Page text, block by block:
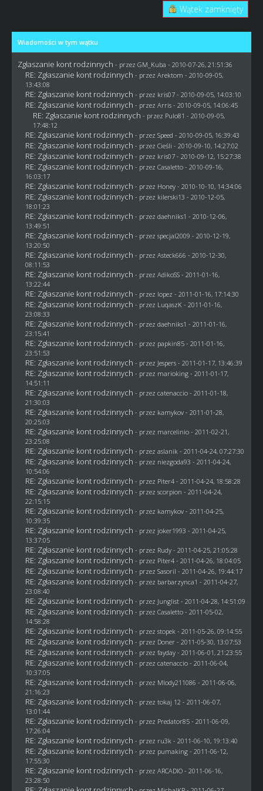
Wątek zamknięty
Wiadomości w tym wątku
Zgłaszanie kont rodzinnych - przez GM_Kuba - 2010-07-26, 21:51:36
RE: Zgłaszanie kont rodzinnych - przez Arektom - 2010-09-05,
13:43:08
RE: Zgłaszanie kont rodzinnych - przez kris07- 2010-09-05, 14:03:10
RE: Zgłaszanie kont rodzinnych - przez Arris - 2010-09-05, 14:06:45
RE: Zgłaszanie kont rodzinnych - przez Pulo81 - 2010-09-05,
17:48:12
RE: Zgłaszanie kont rodzinnych - przez Speed - 2010-09-05, 16:39:43
RE: Zgłaszanie kont rodzinnych - przez Cieśli - 2010-09-10, 14:27:02
RE: Zgłaszanie kont rodzinnych - przez kris07- 2010-09-12, 15:27:38
RE: Zgłaszanie kont rodzinnych - przez Casaletto- 2010-09-16,
16:03:17
RE: Zgłaszanie kont rodzinnych - przez Honey- 2010-10-10, 14:34:06
RE: Zgłaszanie kont rodzinnych - przez kilerski13 - 2010-12-05,
18:01:23
RE: Zgłaszanie kont rodzinnych - przez daehniks1 - 2010-12-06,
13:49:51
RE: Zgłaszanie kont rodzinnych - przez specjal2009 - 2010-12-19,
13:20:50
RE: Zgłaszanie kont rodzinnych - przez Asteck666 - 2010-12-30,
08:11:53
RE: Zgłaszanie kont rodzinnych - przez AdikoSS - 2011-01-16,
13:22:44
RE: Zgłaszanie kont rodzinnych - przez lopez - 2011-01-16, 17:14:30
RE: Zgłaszanie kont rodzinnych - przez LuqaszK - 2011-01-16,
23:08:33
RE: Zgłaszanie kont rodzinnych - przez daehniks1 - 2011-01-16,
23:15:41
RE: Zgłaszanie kont rodzinnych - przez papkin85- 2011-01-16,
23:51:53
RE: Zgłaszanie kont rodzinnych - przez Jespers- 2011-01-17, 13:46:39
RE: Zgłaszanie kont rodzinnych - przez marioking- 2011-01-17,
14:51:11
RE: Zgłaszanie kont rodzinnych - przez catenaccio- 2011-01-18,
21:30:03
RE: Zgłaszanie kont rodzinnych - przez kamykov- 2011-01-28,
20:25:03
RE: Zgłaszanie kont rodzinnych - przez marcelinio- 2011-02-21,
23:25:08
RE: Zgłaszanie kont rodzinnych - przez aslanik - 2011-04-24, 07:27:30
RE: Zgłaszanie kont rodzinnych - przez niezgoda93 - 2011-04-24,
10:54:06
RE: Zgłaszanie kont rodzinnych - przez Piter4- 2011-04-24, 18:58:28
RE: Zgłaszanie kont rodzinnych - przez scorpion - 2011-04-24,
22:15:15
RE: Zgłaszanie kont rodzinnych - przez kamykov- 2011-04-25,
10:39:35
RE: Zgłaszanie kont rodzinnych - przez joker1993 - 2011-04-25,
13:37:05
RE: Zgłaszanie kont rodzinnych - przez Rudy- 2011-04-25, 21:05:28
RE: Zgłaszanie kont rodzinnych - przez Piter4- 2011-04-26, 18:04:05
RE: Zgłaszanie kont rodzinnych - przez SasoriI - 2011-04-26, 19:44:17
RE: Zgłaszanie kont rodzinnych - przez barbarzynca1 - 2011-04-27,
23:08:40
RE: Zgłaszanie kont rodzinnych - przez Junglist- 2011-04-28, 14:51:09
RE: Zgłaszanie kont rodzinnych - przez Casaletto- 2011-05-02,
14:58:28
RE: Zgłaszanie kont rodzinnych - przez stopek - 2011-05-26, 09:14:55
RE: Zgłaszanie kont rodzinnych - przez Doner- 2011-05-30, 13:07:53
RE: Zgłaszanie kont rodzinnych - przez fayday- 2011-06-01, 21:23:55
RE: Zgłaszanie kont rodzinnych - przez catenaccio- 2011-06-04,
10:37:05
RE: Zgłaszanie kont rodzinnych - przez Mlody211086 - 2011-06-06,
21:16:23
RE: Zgłaszanie kont rodzinnych - przez tokaj 12 - 2011-06-07,
13:01:44
RE: Zgłaszanie kont rodzinnych - przez Predator85- 2011-06-09,
17:26:04
RE: Zgłaszanie kont rodzinnych - przez ru3k - 2011-06-10, 19:13:40
RE: Zgłaszanie kont rodzinnych - przez pumaking- 2011-06-12,
17:55:30
RE: Zgłaszanie kont rodzinnych - przez ARCADIO - 2011-06-16,
23:28:50